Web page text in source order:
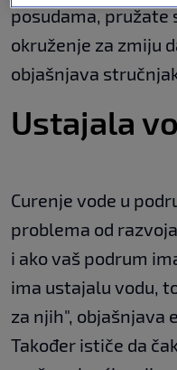
posudama, pružate
okruženje za zmiju
objašnjava
Ustajala
Curenje vode u
problema od
i ako vaš podrum
ima ustajalu vodu,
za njih", objašnjava
Također ističe da